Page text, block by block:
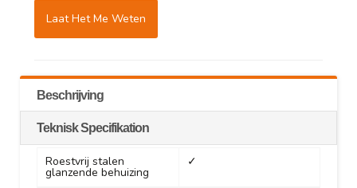
Laat Het Me Weten
Beschrijving
Teknisk Specifikation
Roestvrij stalen
glanzende behuizing
✓